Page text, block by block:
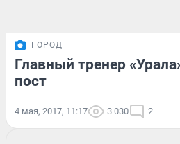
ГОРОД
Главный тренер
пост
4 мая, 2017, 11:17 3 030 2